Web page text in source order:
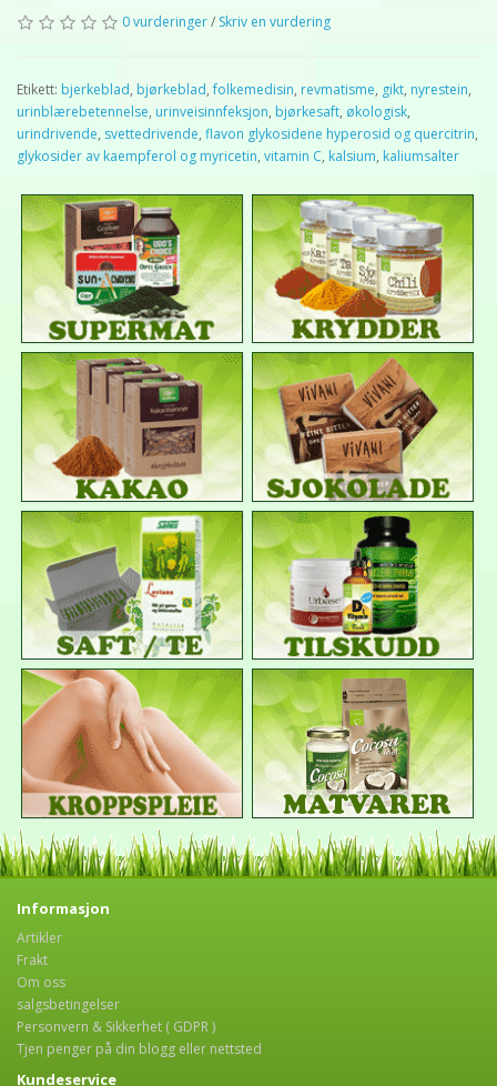
0 vurderinger/ Skriv en vurdering
Etikett: bjerkeblad, bjørkeblad,folkemedisin, revmatisme, gikt, nyrestein,
urinblærebetennelse, urinveisinnfeksjon, bjørkesaft, økologisk,
urindrivende, svettedrivende, flavon glykosidene hyperosid og quercitrin,
glykosider av kaempferol og myricetin, vitamin C, kalsium, kaliumsalter
Informasjon
Artikler
Frakt
Om oss
salgsbetingelser
Personvern & Sikkerhet ( GDPR )
Tjen penger på din blogg eller nettsted
Kundeservice